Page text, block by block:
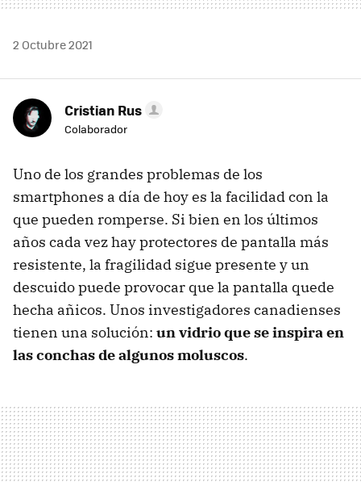
2 Octubre 2021
Cristian Rus
Colaborador
Uno de los grandes problemas de los
smartphones a día de hoy es la facilidad con la
que pueden romperse. Si bien en los últimos
años cada vez hay protectores de pantalla más
resistente, la fragilidad sigue presente y un
descuido puede provocar que la pantalla quede
hecha añicos. Unos investigadores canadienses
tienen una solución: un vidrio que se inspira en
las conchas de algunos moluscos.